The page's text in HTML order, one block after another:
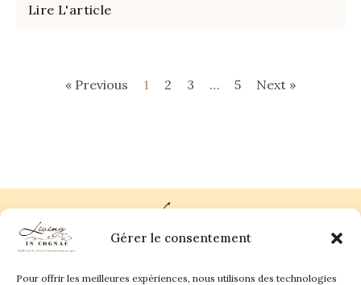
Gérer le consentement
Pour offrir les meilleures expériences, nous utilisons des technologies
Lire L'article
« Previous 1 2 3 … 5 Next »